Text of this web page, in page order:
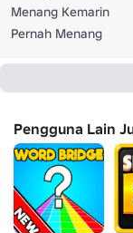
Menang Kemarin
Pernah Menang
Pengguna Lain